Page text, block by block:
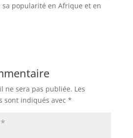
sa popularité en Afrique et en
ne sera pas publiée. Les
sont indiqués avec *